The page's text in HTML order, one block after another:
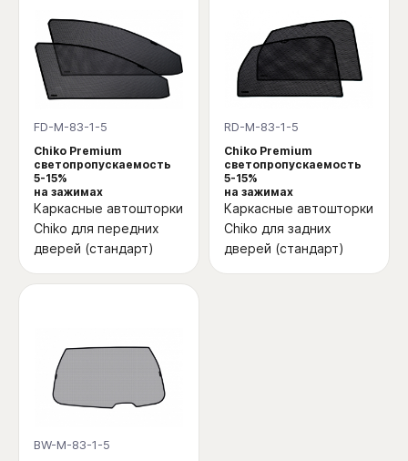
FD-M-83-1-5
Chiko Premium
светопропускаемость
5-15%
на зажимах
Каркасные автошторки
Chiko для передних
дверей (стандарт)
RD-M-83-1-5
Chiko Premium
светопропускаемость
5-15%
на зажимах
Каркасные автошторки
Chiko для задних
дверей (стандарт)
BW-M-83-1-5